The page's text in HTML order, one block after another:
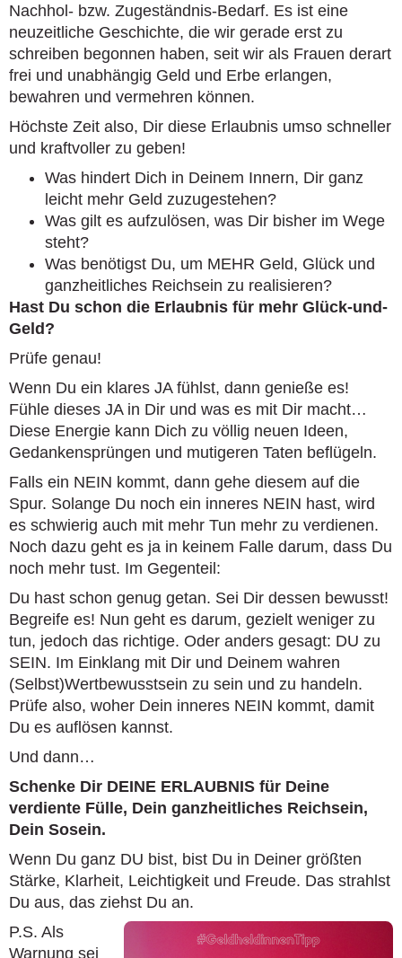
Nachhol- bzw. Zugeständnis-Bedarf. Es ist eine
neuzeitliche Geschichte, die wir gerade erst zu
schreiben begonnen haben, seit wir als Frauen derart
frei und unabhängig Geld und Erbe erlangen,
bewahren und vermehren können.
Höchste Zeit also, Dir diese Erlaubnis umso schneller
und kraftvoller zu geben!
Was hindert Dich in Deinem Innern, Dir ganz
leicht mehr Geld zuzugestehen?
Was gilt es aufzulösen, was Dir bisher im Wege
steht?
Was benötigst Du, um MEHR Geld, Glück und
ganzheitliches Reichsein zu realisieren?
Hast Du schon die Erlaubnis für mehr Glück-und-
Geld?
Prüfe genau!
Wenn Du ein klares JA fühlst, dann genieße es!
Fühle dieses JA in Dir und was es mit Dir macht…
Diese Energie kann Dich zu völlig neuen Ideen,
Gedankensprüngen und mutigeren Taten beflügeln.
Falls ein NEIN kommt, dann gehe diesem auf die
Spur. Solange Du noch ein inneres NEIN hast, wird
es schwierig auch mit mehr Tun mehr zu verdienen.
Noch dazu geht es ja in keinem Falle darum, dass Du
noch mehr tust. Im Gegenteil:
Du hast schon genug getan. Sei Dir dessen bewusst!
Begreife es! Nun geht es darum, gezielt weniger zu
tun, jedoch das richtige. Oder anders gesagt: DU zu
SEIN. Im Einklang mit Dir und Deinem wahren
(Selbst)Wertbewusstsein zu sein und zu handeln.
Prüfe also, woher Dein inneres NEIN kommt, damit
Du es auflösen kannst.
Und dann…
Schenke Dir DEINE ERLAUBNIS für Deine
verdiente Fülle, Dein ganzheitliches Reichsein,
Dein Sosein.
Wenn Du ganz DU bist, bist Du in Deiner größten
Stärke, Klarheit, Leichtigkeit und Freude. Das strahlst
Du aus, das ziehst Du an.
P.S. Als
Warnung sei